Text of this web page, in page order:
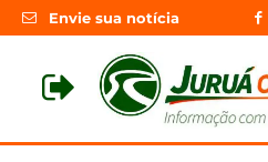
Envie sua notícia